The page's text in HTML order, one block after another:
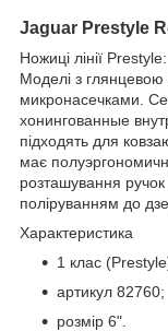
Jaguar Prestyle
Ножиці лінії
Моделі з
микронасечками.
хонингованные
підходять для
має
розташування
поліруванням до
Характеристика
1 клас
артикул 82760;
розмір 6".